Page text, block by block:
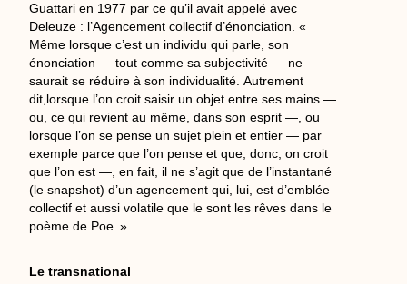
Guattari en 1977 par ce qu’il avait appelé avec
Deleuze : l’Agencement collectif d’énonciation. «
Même lorsque c’est un individu qui parle, son
énonciation — tout comme sa subjectivité — ne
saurait se réduire à son individualité. Autrement
dit,lorsque l’on croit saisir un objet entre ses mains —
ou, ce qui revient au même, dans son esprit —, ou
lorsque l’on se pense un sujet plein et entier — par
exemple parce que l’on pense et que, donc, on croit
que l’on est —, en fait, il ne s’agit que de l’instantané
(le snapshot) d’un agencement qui, lui, est d’emblée
collectif et aussi volatile que le sont les rêves dans le
poème de Poe. »
Le transnational